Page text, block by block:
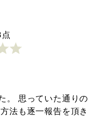
点
。 思っていた通りの
法も逐一報告を頂き